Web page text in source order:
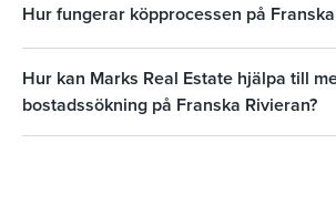
Hur fungerar köpprocessen på
Hur kan Marks Real Estate hjälpa till
bostadssökning på Franska Rivieran?